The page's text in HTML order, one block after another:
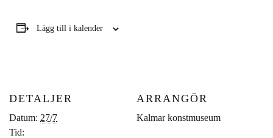
Lägg till i kalender
DETALJER
Datum: 27/7
Tid:
ARRANGÖR
Kalmar konstmuseum